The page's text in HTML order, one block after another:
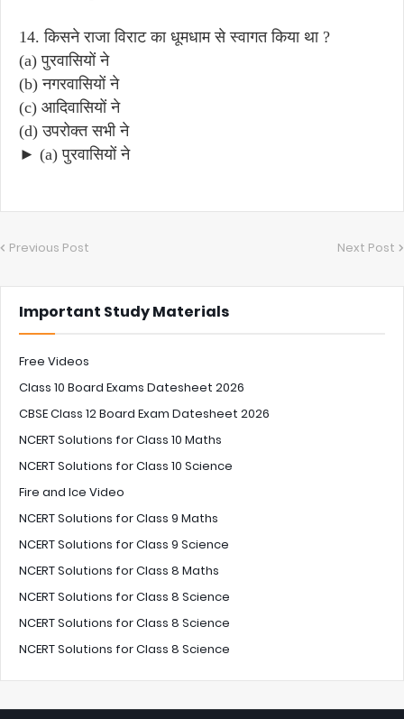
14. किसने राजा विराट का धूमधाम से स्वागत किया था ?
(a) पुरवासियों ने
(b) नगरवासियों ने
(c) आदिवासियों ने
(d) उपरोक्त सभी ने
► (a) पुरवासियों ने
Previous Post Next Post
Important Study Materials
Free Videos
Class 10 Board Exams Datesheet 2026
CBSE Class 12 Board Exam Datesheet 2026
NCERT Solutions for Class 10 Maths
NCERT Solutions for Class 10 Science
Fire and Ice Video
NCERT Solutions for Class 9 Maths
NCERT Solutions for Class 9 Science
NCERT Solutions for Class 8 Maths
NCERT Solutions for Class 8 Science
NCERT Solutions for Class 8 Science
NCERT Solutions for Class 8 Science